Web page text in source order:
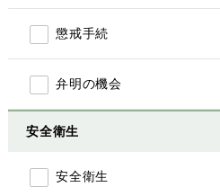
懲戒手続
弁明の機会
安全衛生
安全衛生